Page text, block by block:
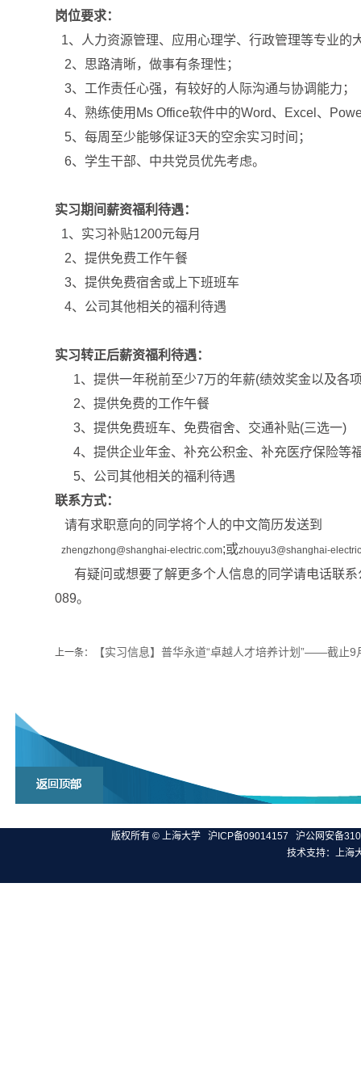
岗位要求：
1、人力资源管理、应用心理学、行政管理等专业的
2、思路清晰，做事有条理性；
3、工作责任心强，有较好的人际沟通与协调能力；
4、熟练使用 Ms Office软件中的Word、 Excel 、
5、每周至少能够保证3天的空余实习时间；
6、学生干部、中共党员优先考虑。
实习期间薪资福利待遇：
1、实习补贴1200元每月
2、提供免费工作午餐
3、提供免费宿舍或上下班班车
4、公司其他相关的福利待遇
实习转正后薪资福利待遇：
1、 提供一年税前至少7万的年薪(绩效奖金以及各
2、 提供免费的工作午餐
3、 提供免费班车、免费宿舍、交通补贴(三选一)
4、 提供企业年金、补充公积金、补充医疗保险等
5、 公司其他相关的福利待遇
联系方式：
请有求职意向的同学将个人的中文简历发送到
zhengzhong@shanghai-electric.com;或zhouyu3@shanghai-
有疑问或想要了解更多个人信息的同学请电话联
089。
上一条： 【实习信息】普华永道“卓越人才培养计划”——截止9
版权所有 © 上海大学 沪ICP备09014157
沪公网安备
技术支持：上海